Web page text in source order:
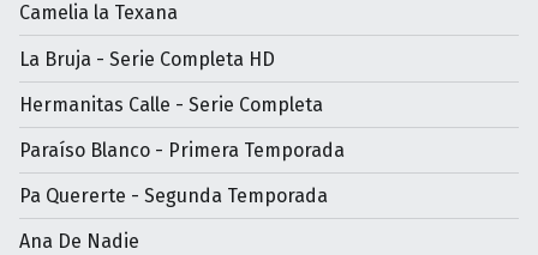
Camelia la Texana
La Bruja - Serie Completa HD
Hermanitas Calle - Serie Completa
Paraíso Blanco - Primera Temporada
Pa Quererte - Segunda Temporada
Ana De Nadie